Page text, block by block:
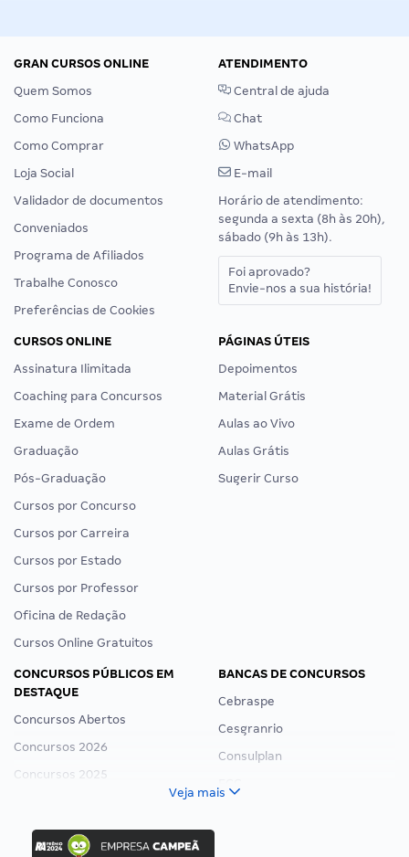
GRAN CURSOS ONLINE
Quem Somos
Como Funciona
Como Comprar
Loja Social
Validador de documentos
Conveniados
Programa de Afiliados
Trabalhe Conosco
Preferências de Cookies
ATENDIMENTO
Central de ajuda
Chat
WhatsApp
E-mail
Horário de atendimento:
segunda a sexta (8h às 20h),
sábado (9h às 13h).
Foi aprovado?
Envie-nos a sua história!
CURSOS ONLINE
Assinatura Ilimitada
Coaching para Concursos
Exame de Ordem
Graduação
Pós-Graduação
Cursos por Concurso
Cursos por Carreira
Cursos por Estado
Cursos por Professor
Oficina de Redação
Cursos Online Gratuitos
PÁGINAS ÚTEIS
Depoimentos
Material Grátis
Aulas ao Vivo
Aulas Grátis
Sugerir Curso
CONCURSOS PÚBLICOS EM
DESTAQUE
Concursos Abertos
Concursos 2026
Concursos 2025
Concurso Nacional Unificado
Concurso Ibama
BANCAS DE CONCURSOS
Cebraspe
Cesgranrio
Consulplan
Veja mais